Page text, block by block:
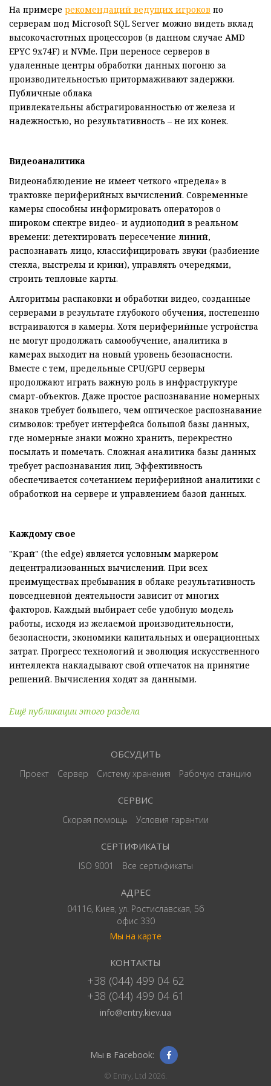
На примере рекомендаций ведущих игроков по
серверам под Microsoft SQL Server можно видеть вклад
высокочастотных процессоров (в данном случае AMD
EPYC 9x74F) и NVMe. При переносе серверов в
удаленные центры обработки данных погоню за
производительностью притормаживают задержки.
Публичные облака
привлекательны абстрагированностью от железа и
надежностью, но результативность – не их конек.
Видеоаналитика
Видеонаблюдение не имеет четкого «предела» в
трактовке периферийных вычислений. Современные
камеры способны информировать операторов о
широком спектре видео- и аудиоподий в реальном
времени: детектировать пересечение линий,
распознавать лицо, классифицировать звуки (разбиение
стекла, выстрелы и крики), управлять очередями,
строить тепловые карты.
Алгоритмы распаковки и обработки видео, созданные
серверами в результате глубокого обучения, постепенно
встраиваются в камеры. Хотя периферийные устройства
не могут продолжать самообучение, аналитика в
камерах выходит на новый уровень безопасности.
Вместе с тем, предельные CPU/GPU серверы
продолжают играть важную роль в инфраструктуре
смарт-объектов. Даже простое распознавание номерных
знаков требует большего, чем оптическое распознавание
символов: требует интерфейса большой базы данных,
где номерные знаки можно хранить, перекрестно
посылать и помечать. Сложная аналитика базы данных
требует распознавания лиц. Эффективность
обеспечивается сочетанием периферийной аналитики с
обработкой на сервере и управлением базой данных.
Каждому свое
"Край" (the edge) является условным маркером
децентрализованных вычислений. При всех
преимуществах пребывания в облаке результативность
повседневной деятельности зависит от многих
факторов. Каждый выбирает себе удобную модель
работы, исходя из желаемой производительности,
безопасности, экономики капитальных и операционных
затрат. Прогресс технологий и эволюция искусственного
интеллекта накладывают свой отпечаток на принятие
решений. Вычисления ходят за данными.
Ещё публикации этого раздела
ОБСУДИТЬ
Проект Сервер Систему хранения Рабочую станцию
СЕРВИС
Скорая помощь Условия гарантии
СЕРТИФИКАТЫ
ISO 9001 Все сертификаты
АДРЕС
04116, Киев, ул. Ростиславская, 5б
офис 330
Мы на карте
КОНТАКТЫ
+38 (044) 499 04 62
+38 (044) 499 04 61
info@entry.kiev.ua
Мы в Facebook:
© Entry, Ltd 2026.